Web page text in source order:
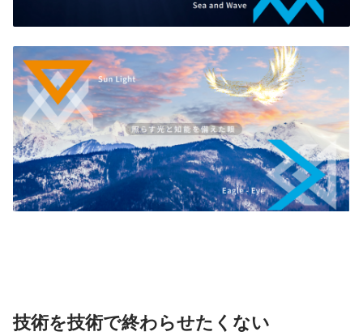
技術を技術で終わらせたくない